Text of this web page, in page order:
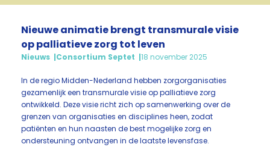
Nieuwe animatie brengt transmurale visie
op palliatieve zorg tot leven
Nieuws Consortium Septet 18 november 2025
In de regio Midden-Nederland hebben zorgorganisaties
gezamenlijk een transmurale visie op palliatieve zorg
ontwikkeld. Deze visie richt zich op samenwerking over de
grenzen van organisaties en disciplines heen, zodat
patiënten en hun naasten de best mogelijke zorg en
ondersteuning ontvangen in de laatste levensfase.